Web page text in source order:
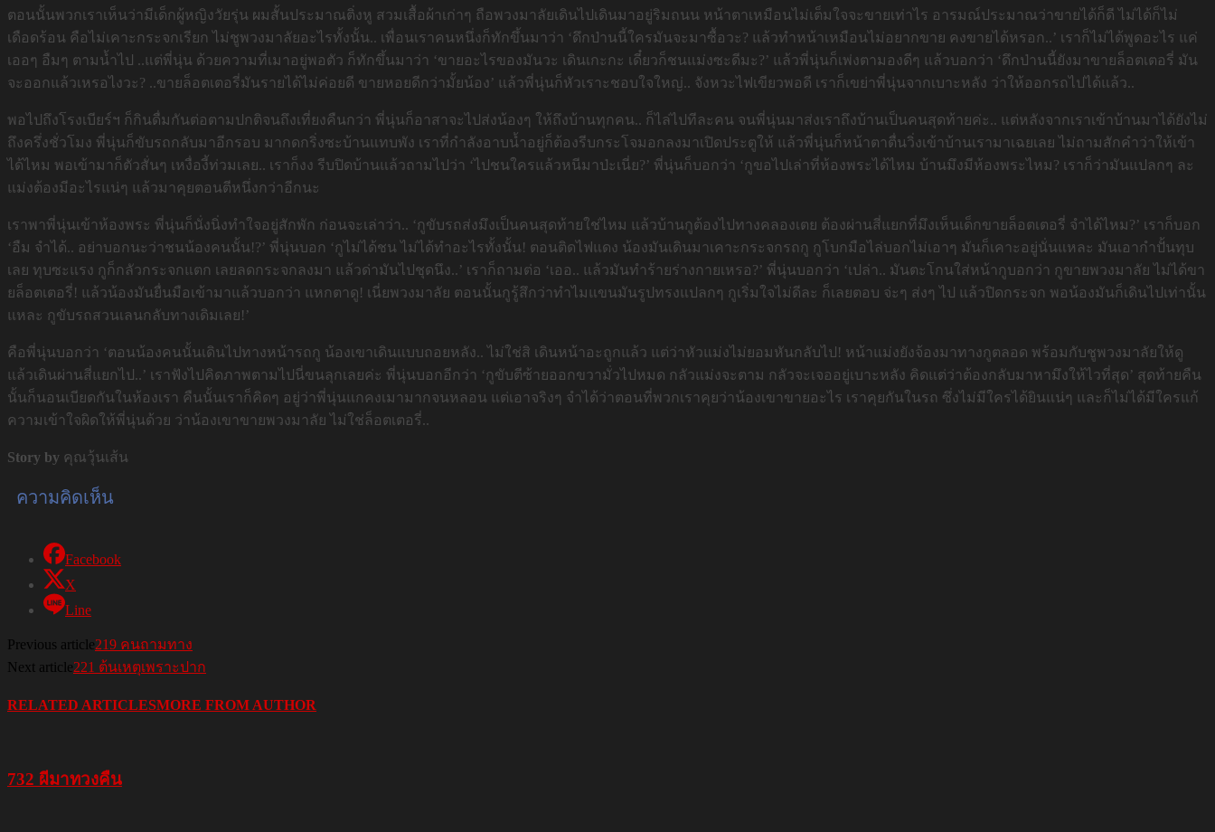
ตอนนั้นพวกเราเห็นว่ามีเด็กผู้หญิงวัยรุ่น ผมสั้นประมาณติ่งหู สวมเสื้อผ้าเก่าๆ ถือพวงมาลัยเดินไปเดินมาอยู่ริมถนน หน้าตาเหมือนไม่เต็มใจจะขายเท่าไร อารมณ์ประมาณว่าขายได้ก็ดี ไม่ได้ก็ไม่
เดือดร้อน คือไม่เคาะกระจกเรียก ไม่ชูพวงมาลัยอะไรทั้งนั้น.. เพื่อนเราคนหนึ่งก็ทักขึ้นมาว่า ‘ดึกป่านนี้ใครมันจะมาซื้อวะ? แล้วทำหน้าเหมือนไม่อยากขาย คงขายได้หรอก..’ เราก็ไม่ได้พูดอะไร แค่
เออๆ อืมๆ ตามน้ำไป ..แต่พี่นุ่น ด้วยความที่เมาอยู่พอตัว ก็ทักขึ้นมาว่า ‘ขายอะไรของมันวะ เดินเกะกะ เดี๋ยวก็ชนแม่งซะดีมะ?’ แล้วพี่นุ่นก็เพ่งตามองดีๆ แล้วบอกว่า ‘ดึกป่านนี้ยังมาขายล็อตเตอรี่ มัน
จะออกแล้วเหรอไงวะ? ..ขายล็อตเตอรี่มันรายได้ไม่ค่อยดี ขายหอยดีกว่ามั้ยน้อง’ แล้วพี่นุ่นก็หัวเราะชอบใจใหญ่.. จังหวะไฟเขียวพอดี เราก็เขย่าพี่นุ่นจากเบาะหลัง ว่าให้ออกรถไปได้แล้ว..
พอไปถึงโรงเบียร์ฯ ก็กินดื่มกันต่อตามปกติจนถึงเที่ยงคืนกว่า พี่นุ่นก็อาสาจะไปส่งน้องๆ ให้ถึงบ้านทุกคน.. ก็ไล่ไปทีละคน จนพี่นุ่นมาส่งเราถึงบ้านเป็นคนสุดท้ายค่ะ.. แต่หลังจากเราเข้าบ้านมาได้ยังไม่
ถึงครึ่งชั่วโมง พี่นุ่นก็ขับรถกลับมาอีกรอบ มากดกริ่งซะบ้านแทบพัง เราที่กำลังอาบน้ำอยู่ก็ต้องรีบกระโจมอกลงมาเปิดประตูให้ แล้วพี่นุ่นก็หน้าตาตื่นวิ่งเข้าบ้านเรามาเฉยเลย ไม่ถามสักคำว่าให้เข้า
ได้ไหม พอเข้ามาก็ตัวสั่นๆ เหงื่องี้ท่วมเลย.. เราก็งง รีบปิดบ้านแล้วถามไปว่า ‘ไปชนใครแล้วหนีมาป่ะเนี่ย?’ พี่นุ่นก็บอกว่า ‘กูขอไปเล่าที่ห้องพระได้ไหม บ้านมึงมีห้องพระไหม? เราก็ว่ามันแปลกๆ ละ
แม่งต้องมีอะไรแน่ๆ แล้วมาคุยตอนตีหนึ่งกว่าอีกนะ
เราพาพี่นุ่นเข้าห้องพระ พี่นุ่นก็นั่งนิ่งทำใจอยู่สักพัก ก่อนจะเล่าว่า.. ‘กูขับรถส่งมึงเป็นคนสุดท้ายใช่ไหม แล้วบ้านกูต้องไปทางคลองเตย ต้องผ่านสี่แยกที่มึงเห็นเด็กขายล็อตเตอรี่ จำได้ไหม?’ เราก็บอก
‘อืม จำได้.. อย่าบอกนะว่าชนน้องคนนั้น!?’ พี่นุ่นบอก ‘กูไม่ได้ชน ไม่ได้ทำอะไรทั้งนั้น! ตอนติดไฟแดง น้องมันเดินมาเคาะกระจกรถกู กูโบกมือไล่บอกไม่เอาๆ มันก็เคาะอยู่นั่นแหละ มันเอากำปั้นทุบ
เลย ทุบซะแรง กูก็กลัวกระจกแตก เลยลดกระจกลงมา แล้วด่ามันไปชุดนึง..’ เราก็ถามต่อ ‘เออ.. แล้วมันทำร้ายร่างกายเหรอ?’ พี่นุ่นบอกว่า ‘เปล่า.. มันตะโกนใส่หน้ากูบอกว่า กูขายพวงมาลัย ไม่ได้ขา
ยล็อตเตอรี่! แล้วน้องมันยื่นมือเข้ามาแล้วบอกว่า แหกตาดู! เนี่ยพวงมาลัย ตอนนั้นกูรู้สึกว่าทำไมแขนมันรูปทรงแปลกๆ กูเริ่มใจไม่ดีละ ก็เลยตอบ จ่ะๆ ส่งๆ ไป แล้วปิดกระจก พอน้องมันก็เดินไปเท่านั้น
แหละ กูขับรถสวนเลนกลับทางเดิมเลย!’
คือพี่นุ่นบอกว่า ‘ตอนน้องคนนั้นเดินไปทางหน้ารถกู น้องเขาเดินแบบถอยหลัง.. ไม่ใช่สิ เดินหน้าอะถูกแล้ว แต่ว่าหัวแม่งไม่ยอมหันกลับไป! หน้าแม่งยังจ้องมาทางกูตลอด พร้อมกับชูพวงมาลัยให้ดู
แล้วเดินผ่านสี่แยกไป..’ เราฟังไปคิดภาพตามไปนี่ขนลุกเลยค่ะ พี่นุ่นบอกอีกว่า ‘กูขับตีซ้ายออกขวามั่วไปหมด กลัวแม่งจะตาม กลัวจะเจออยู่เบาะหลัง คิดแต่ว่าต้องกลับมาหามึงให้ไวที่สุด’ สุดท้ายคืน
นั้นก็นอนเบียดกันในห้องเรา คืนนั้นเราก็คิดๆ อยู่ว่าพี่นุ่นแกคงเมามากจนหลอน แต่เอาจริงๆ จำได้ว่าตอนที่พวกเราคุยว่าน้องเขาขายอะไร เราคุยกันในรถ ซึ่งไม่มีใครได้ยินแน่ๆ และก็ไม่ได้มีใครแก้
ความเข้าใจผิดให้พี่นุ่นด้วย ว่าน้องเขาขายพวงมาลัย ไม่ใช่ล็อตเตอรี่..
Story by คุณวุ้นเส้น
ความคิดเห็น
Facebook
X
Line
Previous article219 คนถามทาง
Next article221 ต้นเหตุเพราะปาก
RELATED ARTICLESMORE FROM AUTHOR
732 ผีมาทวงคืน